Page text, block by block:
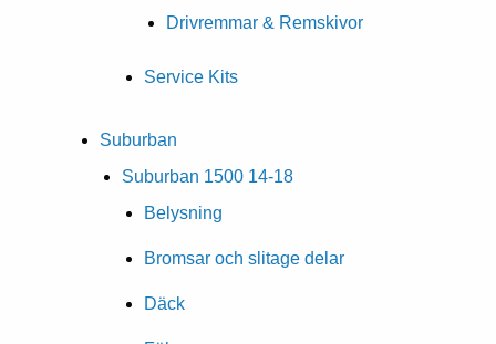
Drivremmar & Remskivor
Service Kits
Suburban
Suburban 1500 14-18
Belysning
Bromsar och slitage delar
Däck